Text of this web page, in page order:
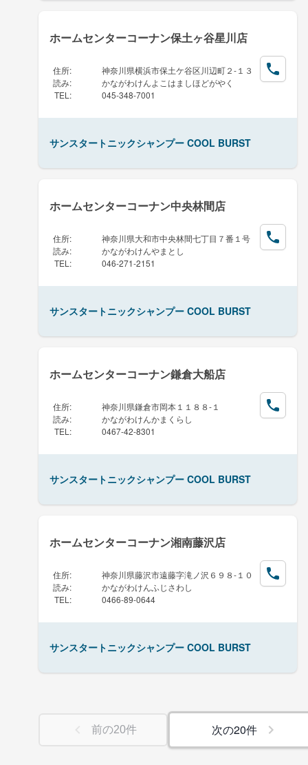
ホームセンターコーナン保土ヶ谷星川店
住所:
神奈川県横浜市保土ケ谷区川辺町２-１３
読み:
かながわけんよこはましほどがやく
TEL : 045-348-7001
サンスタートニックシャンプー COOL BURST
ホームセンターコーナン中央林間店
住所:
神奈川県大和市中央林間七丁目７番１号
読み:
かながわけんやまとし
TEL : 046-271-2151
サンスタートニックシャンプー COOL BURST
ホームセンターコーナン鎌倉大船店
住所:
神奈川県鎌倉市岡本１１８８-１
読み:
かながわけんかまくらし
TEL : 0467-42-8301
サンスタートニックシャンプー COOL BURST
ホームセンターコーナン湘南藤沢店
住所:
神奈川県藤沢市遠藤字滝ノ沢６９８-１０
読み:
かながわけんふじさわし
TEL : 0466-89-0644
サンスタートニックシャンプー COOL BURST
前の20件 次の20件